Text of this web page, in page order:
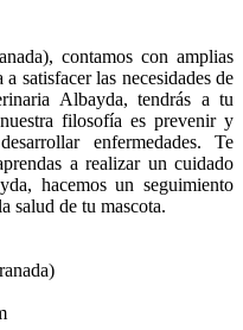
contamos con amplias
satisfacer las necesidades de
Albayda, tendrás a tu
filosofía es prevenir y
enfermedades. Te
a realizar un cuidado
hacemos un seguimiento
salud de tu mascota.